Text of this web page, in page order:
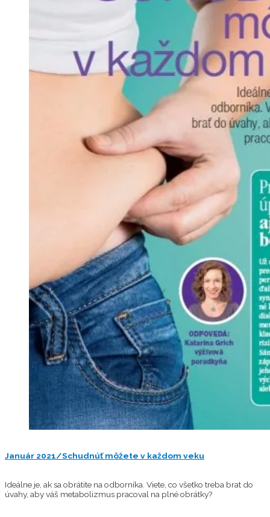
Január 2021/Schudnúť môžete v každom veku
Ideálne je, ak sa obrátite na odborníka. Viete, co všetko treba brat do
úvahy, aby váš metabolizmus pracoval na plné obrátky?